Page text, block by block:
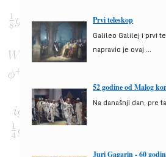
Prvi teleskop
Galileo Galilej i prvi
napravio je ovaj ...
52 godine od Malog
Na današnji dan, pre
Juri Gagarin - 60